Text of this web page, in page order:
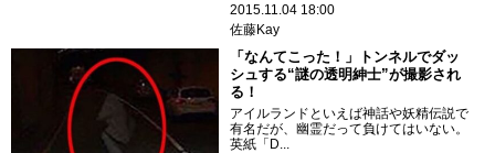
2015.11.04 18:00
佐藤Kay
「なんてこった！」トンネルでダッ
シュする“謎の透明紳士”が撮影され
る！
アイルランドといえば神話や妖精伝説で
有名だが、幽霊だって負けてはいない。
英紙「D...